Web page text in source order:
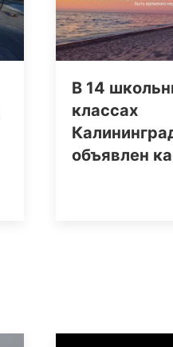
В 14
классах
объявлен